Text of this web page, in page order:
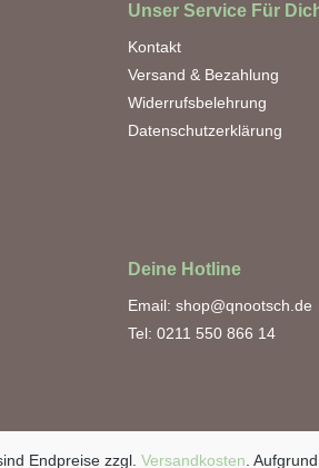
Unser Service Für
Kontakt
Versand & Bezahlung
Widerrufsbelehrung
Datenschutzerklärung
Deine Hotline
Email: shop@qnootsch.de
Tel: 0211 550 866 14
Endpreise zzgl. Versandkosten .